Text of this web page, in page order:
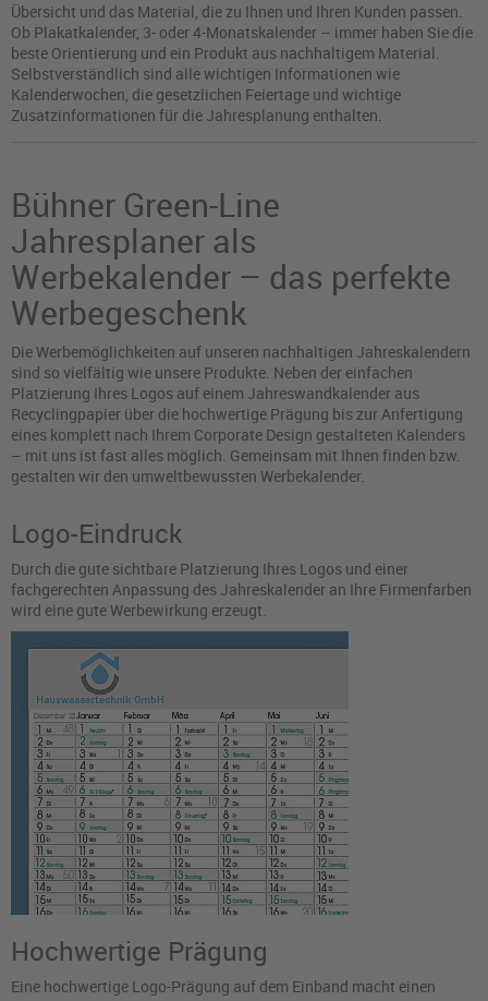
Übersicht und das Material, die zu Ihnen und Ihren Kunden passen.
Ob Plakatkalender, 3- oder 4-Monatskalender – immer haben Sie die
beste Orientierung und ein Produkt aus nachhaltigem Material.
Selbstverständlich sind alle wichtigen Informationen wie
Kalenderwochen, die gesetzlichen Feiertage und wichtige
Zusatzinformationen für die Jahresplanung enthalten.
Bühner Green-Line
Jahresplaner als
Werbekalender – das perfekte
Werbegeschenk
Die Werbemöglichkeiten auf unseren nachhaltigen Jahreskalendern
sind so vielfältig wie unsere Produkte. Neben der einfachen
Platzierung Ihres Logos auf einem Jahreswandkalender aus
Recyclingpapier über die hochwertige Prägung bis zur Anfertigung
eines komplett nach Ihrem Corporate Design gestalteten Kalenders
– mit uns ist fast alles möglich. Gemeinsam mit Ihnen finden bzw.
gestalten wir den umweltbewussten Werbekalender.
Logo-Eindruck
Durch die gute sichtbare Platzierung Ihres Logos und einer
fachgerechten Anpassung des Jahreskalender an Ihre Firmenfarben
wird eine gute Werbewirkung erzeugt.
Hochwertige Prägung
Eine hochwertige Logo-Prägung auf dem Einband macht einen